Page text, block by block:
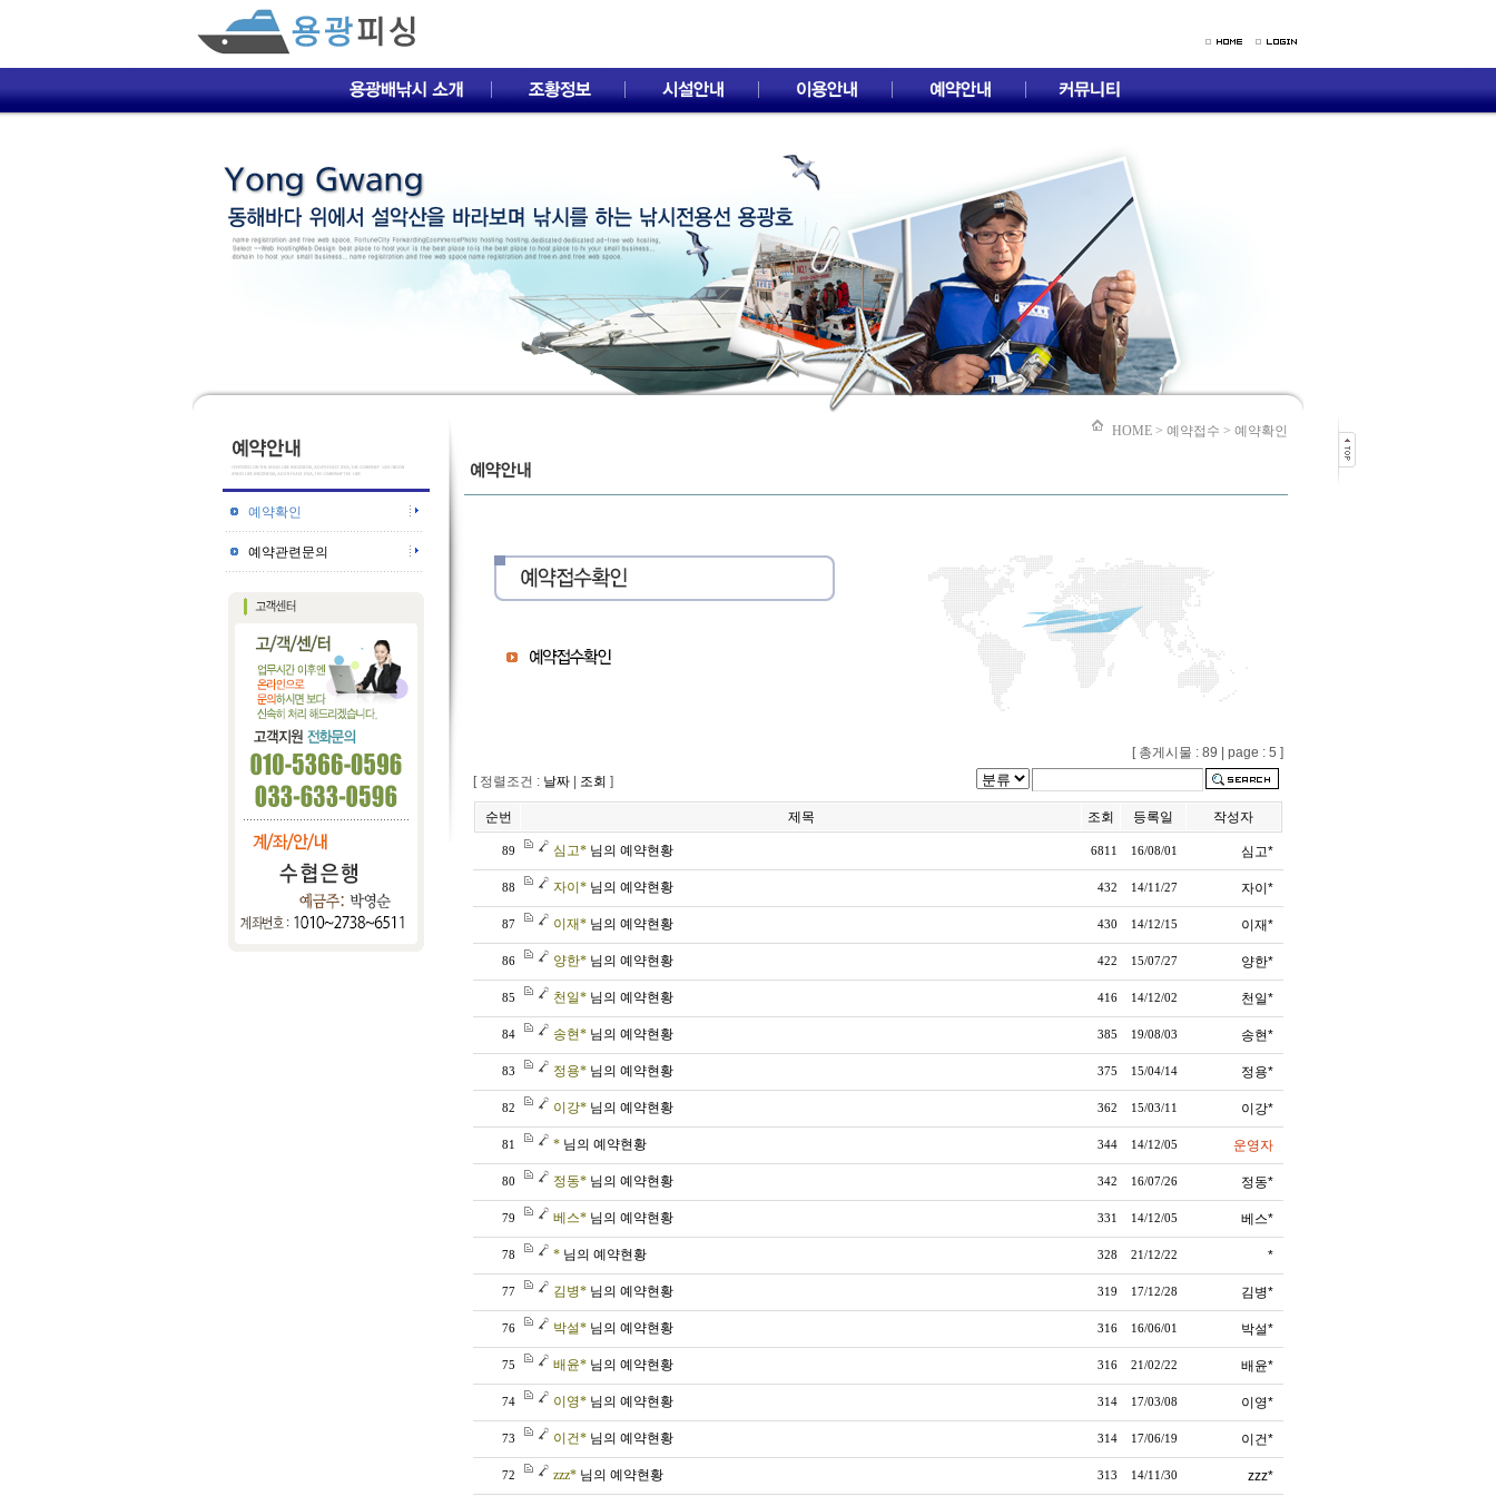
예약확인
예약관련문의
HOME > 예약접수 > 예약확인
[ 총게시물 : 89 | page : 5 ]
[ 정렬조건 : 날짜 조회 ]
순번 제목 조회 등록일 작성자
89 심고* 님의 예약현황 6811 16/08/01 심고*
88 자이* 님의 예약현황 432 14/11/27 자이*
87 이재* 님의 예약현황 430 14/12/15 이재*
86 양한* 님의 예약현황 422 15/07/27 양한*
85 천일* 님의 예약현황 416 14/12/02 천일*
84 송현* 님의 예약현황 385 19/08/03 송현*
83 정용* 님의 예약현황 375 15/04/14 정용*
82 이강* 님의 예약현황 362 15/03/11 이강*
81 * 님의 예약현황 344 14/12/05 운영자
80 정동* 님의 예약현황 342 16/07/26 정동*
79 베스* 님의 예약현황 331 14/12/05 베스*
78 * 님의 예약현황 328 21/12/22 *
77 김병* 님의 예약현황 319 17/12/28 김병*
76 박설* 님의 예약현황 316 16/06/01 박설*
75 배윤* 님의 예약현황 316 21/02/22 배윤*
74 이영* 님의 예약현황 314 17/03/08 이영*
73 이건* 님의 예약현황 314 17/06/19 이건*
72 zzz* 님의 예약현황 313 14/11/30 zzz*